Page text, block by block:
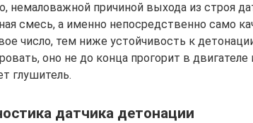
немаловажной причиной выхода из строя
смесь, а именно непосредственно само
число, тем ниже устойчивость к
оно не до конца прогорит в
глушитель.
датчика детонации